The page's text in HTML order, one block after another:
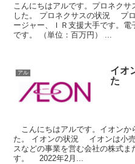
こんにちはアルです。プロネク
した。 プロネクサスの状況 プ
ージャー、ＩＲ支援大手です。
です。 （単位：百万円） ...
アル
イオ
た
こんにちはアルです。イオンか
た。 イオンの状況 イオンは小
スなどの事業を営む会社の株式
す。 2022年2月...